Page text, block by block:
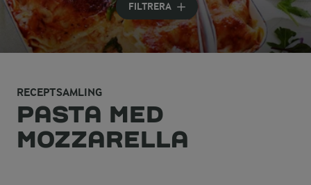
FILTRERA
RECEPTSAMLING
PASTA MED
MOZZARELLA